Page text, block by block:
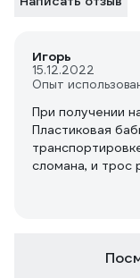
Игорь
15.12.2022
Опыт
При получении
Пластиковая
сломана, и трос